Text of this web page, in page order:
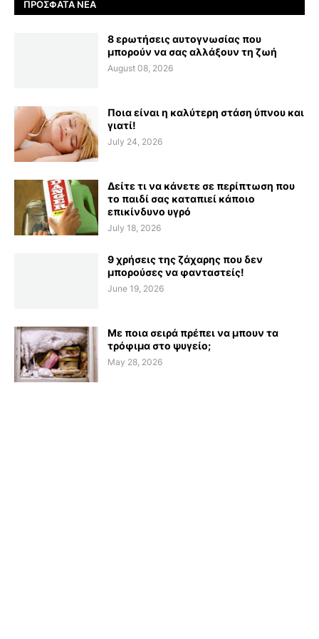
ΠΡΌΣΦΑΤΑ ΝΈΑ
8 ερωτήσεις αυτογνωσίας που
μπορούν να σας αλλάξουν τη ζωή
August 08, 2026
Ποια είναι η καλύτερη στάση ύπνου και
γιατί!
July 24, 2026
Δείτε τι να κάνετε σε περίπτωση που
το παιδί σας καταπιεί κάποιο
επικίνδυνο υγρό
July 18, 2026
9 χρήσεις της ζάχαρης που δεν
μπορούσες να φανταστείς!
June 19, 2026
Με ποια σειρά πρέπει να μπουν τα
τρόφιμα στο ψυγείο;
May 28, 2026